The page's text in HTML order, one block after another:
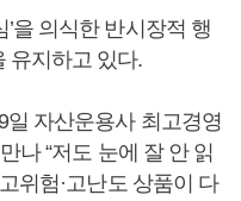
을 의식한 반시장적 행
유지하고 있다.
자산운용사 최고경영
나 “저도 눈에 잘 안 읽
위험·고난도 상품이 다